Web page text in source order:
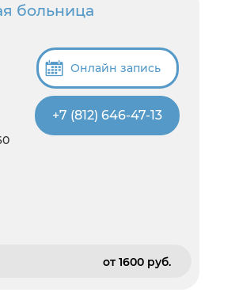
больница
Онлайн запись
+7 (812) 646-47-13
от 1600 pуб.